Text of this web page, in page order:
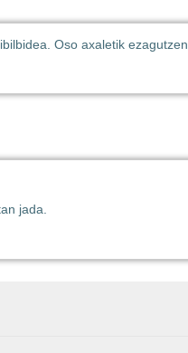
Oso axaletik ezagutzen
jada.